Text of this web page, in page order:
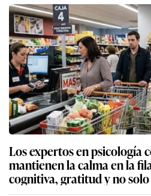
Los expertos en psicología
mantienen la calma en la
cognitiva, gratitud y no